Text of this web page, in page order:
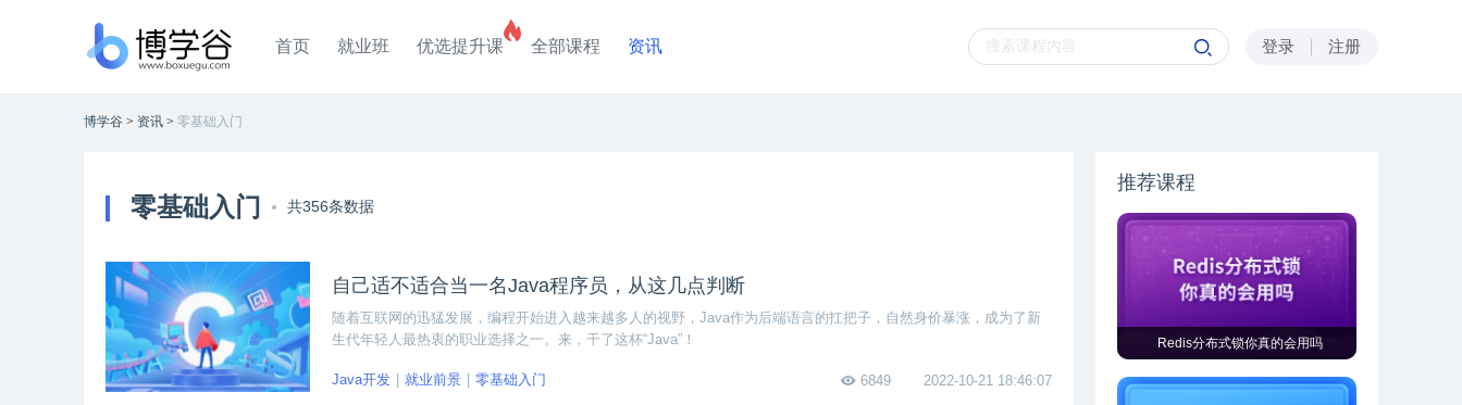
首页 就业班 优选提升课 全部课程 资讯 登录 注册
博学谷 > 资讯 > 零基础入门
零基础入门 共356条数据
自己适不适合当一名Java程序员，从这几点判断
随着互联网的迅猛发展，编程开始进入越来越多人的视野，Java作为后端语言的扛把子，自然身价暴涨，成为了新
生代年轻人最热衷的职业选择之一。来，干了这杯“Java”！
6849 2022-10-21 18:46:07
Java开发 就业前景 零基础入门
推荐课程
Redis分布式锁你真的会用吗